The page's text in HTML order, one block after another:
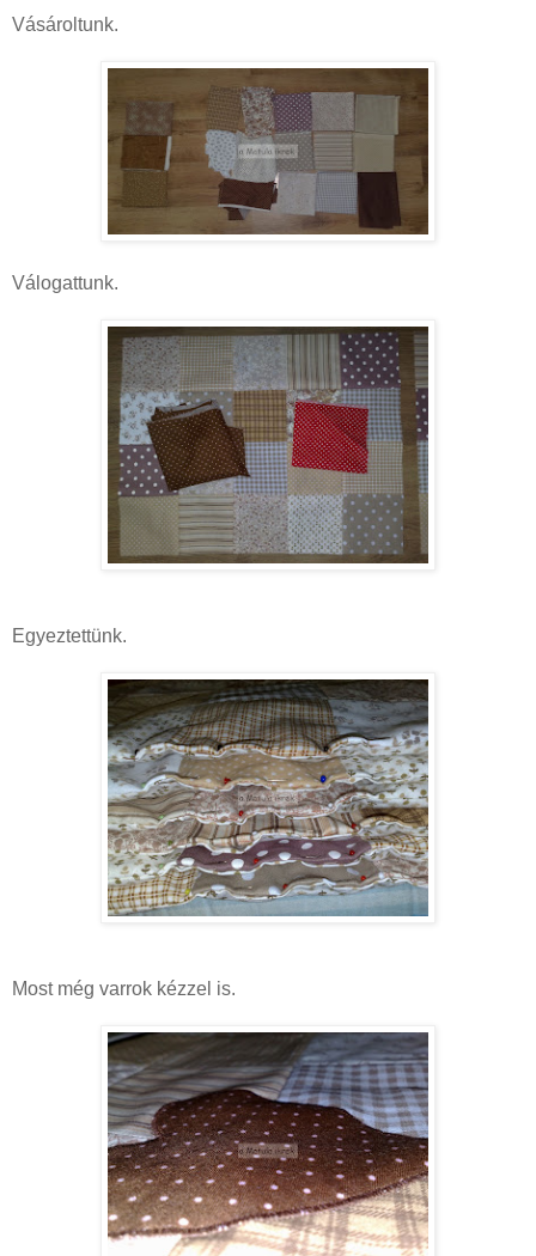
Vásároltunk.
Válogattunk.
Egyeztettünk.
Most még varrok kézzel is.